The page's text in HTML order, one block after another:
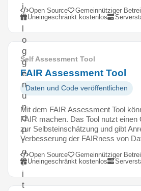
i
n
l
o
g
g
e
n
u
n
d
p
r
o
f
i
t
Open Source
Gemeinnütziger
Uneingeschränkt kostenlos
Self Assessment Tool
FAIR Assessment Tool
Daten und Code veröffentlichen
Mit dem FAIR Assessment Tool
FAIR machen. Das Tool nutzt einen
zur Selbsteinschätzung und gibt
Verbesserung der FAIRness von
Open Source
Gemeinnütziger
Uneingeschränkt kostenlos